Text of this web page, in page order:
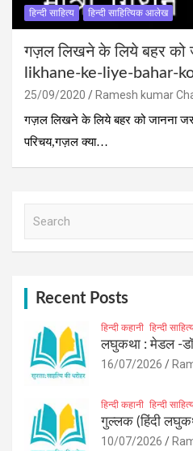
हिन्दी साहित्य हिन्दी साहित्यिक आलेख
गज़ल लिखने के लिये बहर को
likhane-ke-liye-bahar-
25/09/2020 Ramesh kumar
गज़ल लिखने के लिये बहर को जानना
परिचय,गज़ल क्‍या…
Recent Posts
हिन्दी कहानी हिन्दी
लघुकथा : मेडल -डॉ.
16/07/2026
हिन्दी कहानी हिन्दी
गुल्लक (हिंदी
10/07/2026